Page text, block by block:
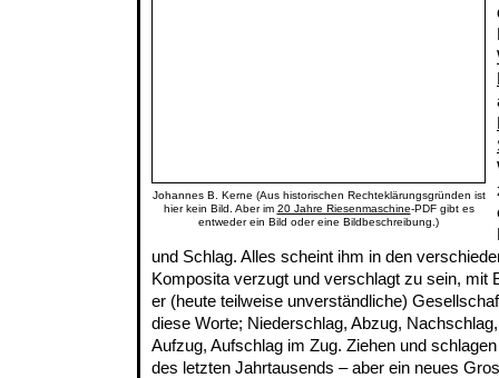
Johannes B. Kerne (Aus historischen Rechteklärungsgründen ist
hier kein Bild. Aber im 20 Jahre Riesenmaschine-PDF gibt es
entweder ein Bild oder eine Bildbeschreibung.)
und Schlag. Alles scheint ihm in den
Komposita verzugt und verschlagt zu sein, mit
er (heute teilweise unverständliche)
diese Worte; Niederschlag, Abzug,
Aufzug, Aufschlag im Zug. Ziehen und
des letzten Jahrtausends – aber ein neues